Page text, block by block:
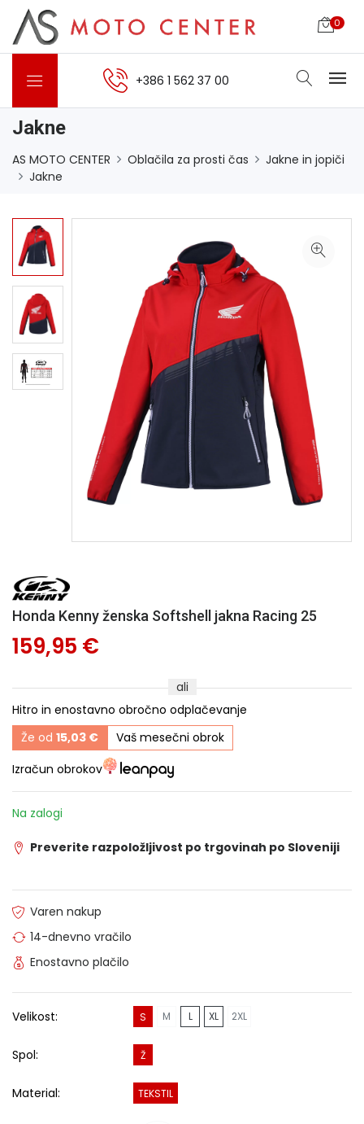
0
+386 1 562 37 00
Jakne
AS MOTO CENTER Oblačila za prosti čas
Jakne in jopiči
Jakne
Honda Kenny ženska Softshell jakna Racing 25
159,95 €
ali
Hitro in enostavno obročno odplačevanje
Že od 15,03 €
Vaš mesečni obrok
Izračun obrokov
Na zalogi
Preverite razpoložljivost po trgovinah po Sloveniji
Varen nakup
14-dnevno vračilo
Enostavno plačilo
Velikost: S M L XL 2XL
Spol: Ž
Material: TEKSTIL